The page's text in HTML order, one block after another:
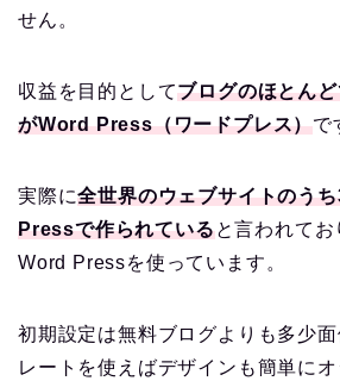
せん。
収益を目的としてブログのほとん
がWord Press（ワードプレス）で
実際に全世界のウェブサイトのう
Pressで作られていると言われてお
Word Pressを使っています。
初期設定は無料ブログよりも多少
レートを使えばデザインも簡単に